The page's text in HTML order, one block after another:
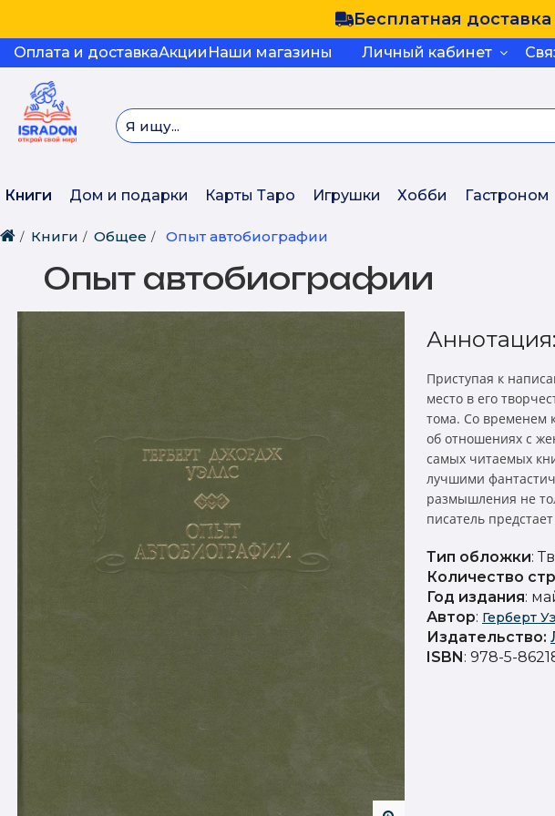
Бесплатная
Оплата и доставкаАкции Наши магазины Личный кабинет
Книги Дом и подарки Карты Таро Игрушки Хобби Гастроном
Книги Общее Опыт автобиографии
Опыт автобиографии
Аннотация:
Приступая к
место в его
тома. Со временем
об отношениях с
самых читаемых
лучшими
размышления не
писатель
Тип обложки:
Количество
Год издания:
Автор: Герберт
Издательство:
ISBN: 978-5-